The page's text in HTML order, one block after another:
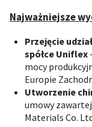
Najważniejsze
Przejęcie
spółce Uniflex
mocy
Europie
Utworzenie
umowy
Materials Co.